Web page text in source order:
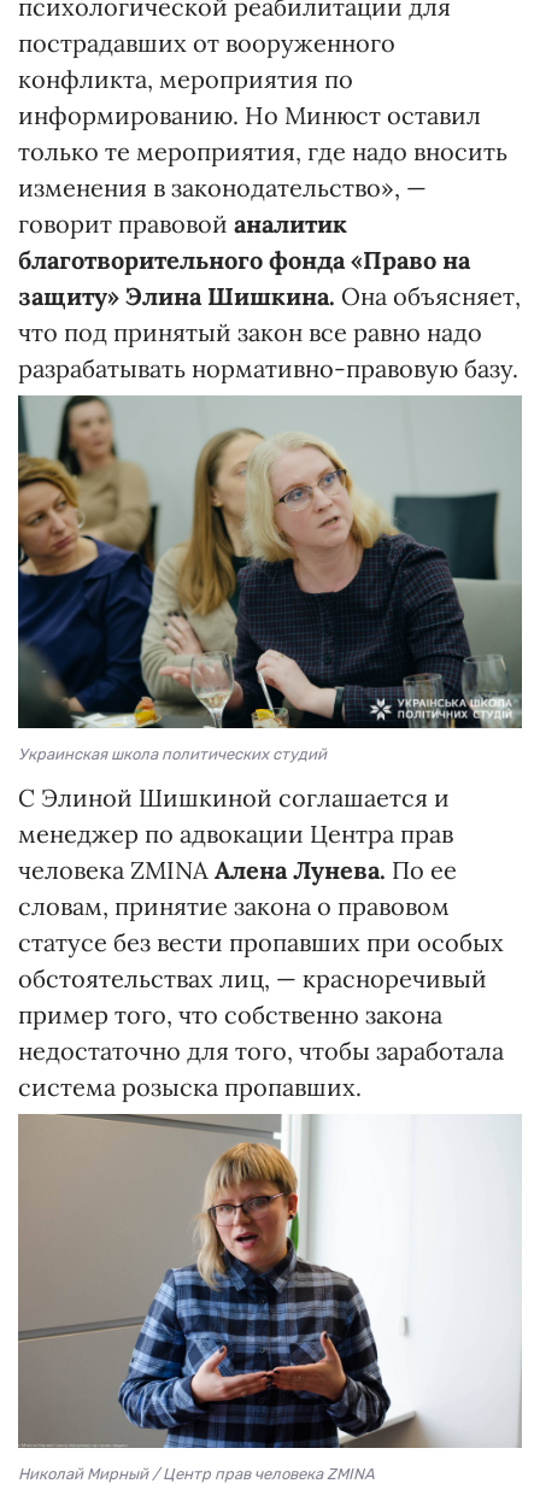
психологической реабилитации для
пострадавших от вооруженного
конфликта, мероприятия по
информированию. Но Минюст оставил
только те мероприятия, где надо вносить
изменения в законодательство», —
говорит правовой аналитик
благотворительного фонда «Право на
защиту» Элина Шишкина. Она объясняет,
что под принятый закон все равно надо
разрабатывать нормативно-правовую базу.
Украинская школа политических студий
С Элиной Шишкиной соглашается и
менеджер по адвокации Центра прав
человека ZMINA Алена Лунева. По ее
словам, принятие закона о правовом
статусе без вести пропавших при особых
обстоятельствах лиц, — красноречивый
пример того, что собственно закона
недостаточно для того, чтобы заработала
система розыска пропавших.
Николай Мирный / Центр прав человека ZMINA